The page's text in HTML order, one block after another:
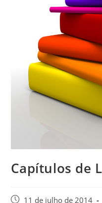
Capítulos de
11 de julho de 2014